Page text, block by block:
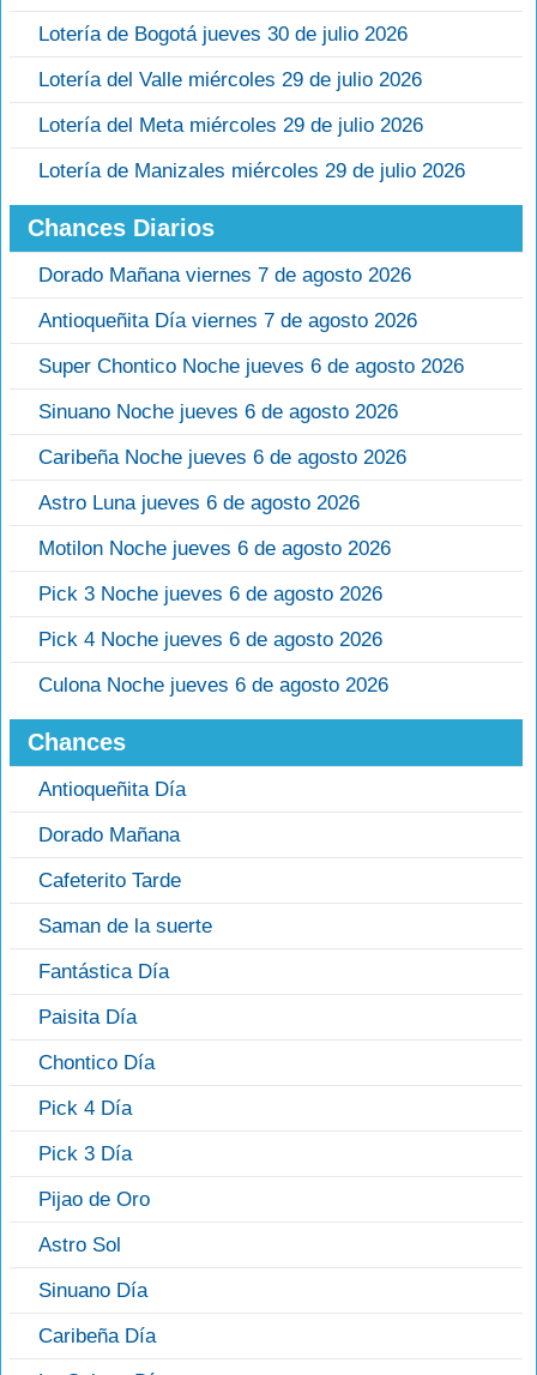
Lotería de Bogotá jueves 30 de julio 2026
Lotería del Valle miércoles 29 de julio 2026
Lotería del Meta miércoles 29 de julio 2026
Lotería de Manizales miércoles 29 de julio 2026
Chances Diarios
Dorado Mañana viernes 7 de agosto 2026
Antioqueñita Día viernes 7 de agosto 2026
Super Chontico Noche jueves 6 de agosto 2026
Sinuano Noche jueves 6 de agosto 2026
Caribeña Noche jueves 6 de agosto 2026
Astro Luna jueves 6 de agosto 2026
Motilon Noche jueves 6 de agosto 2026
Pick 3 Noche jueves 6 de agosto 2026
Pick 4 Noche jueves 6 de agosto 2026
Culona Noche jueves 6 de agosto 2026
Chances
Antioqueñita Día
Dorado Mañana
Cafeterito Tarde
Saman de la suerte
Fantástica Día
Paisita Día
Chontico Día
Pick 4 Día
Pick 3 Día
Pijao de Oro
Astro Sol
Sinuano Día
Caribeña Día